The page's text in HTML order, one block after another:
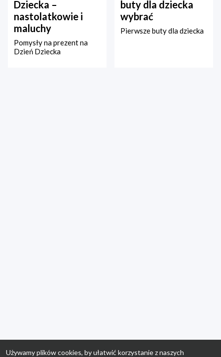
Dziecka –
nastolatkowie i
maluchy
Pomysły na prezent na
Dzień Dziecka
buty dla dziecka
wybrać
Pierwsze buty dla dziecka
Używamy plików cookies, by ułatwić korzystanie z naszych